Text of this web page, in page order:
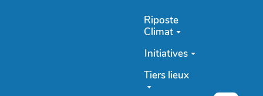
Riposte
Climat
Initiatives
Tiers lieux